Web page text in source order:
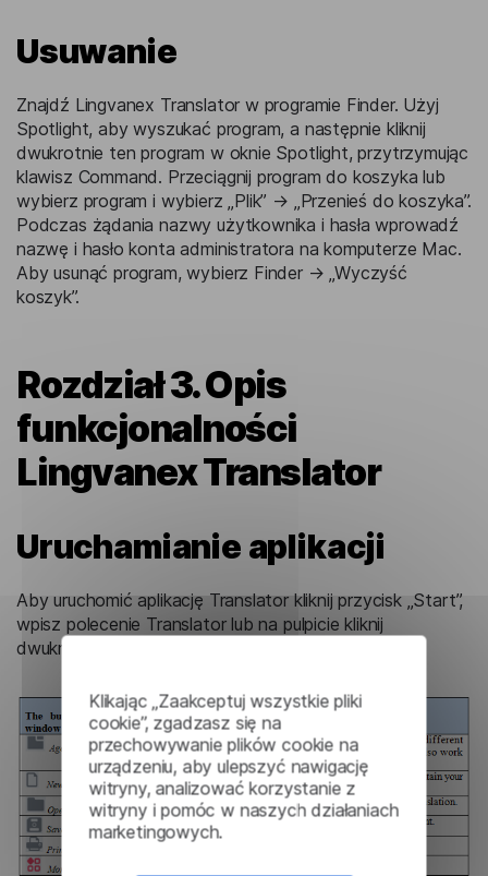
Klikając „Zaakceptuj wszystkie pliki
cookie”, zgadzasz się na
przechowywanie plików cookie na
urządzeniu, aby ulepszyć nawigację
witryny, analizować korzystanie z
witryny i pomóc w naszych działaniach
marketingowych.
Usuwanie
Znajdź Lingvanex Translator w programie Finder. Użyj
Spotlight, aby wyszukać program, a następnie kliknij
dwukrotnie ten program w oknie Spotlight, przytrzymując
klawisz Command. Przeciągnij program do koszyka lub
wybierz program i wybierz „Plik” → „Przenieś do koszyka”.
Podczas żądania nazwy użytkownika i hasła wprowadź
nazwę i hasło konta administratora na komputerze Mac.
Aby usunąć program, wybierz Finder → „Wyczyść
koszyk”.
Rozdział 3. Opis
funkcjonalności
Lingvanex Translator
Uruchamianie aplikacji
Aby uruchomić aplikację Translator kliknij przycisk „Start”,
wpisz polecenie Translator lub na pulpicie kliknij
dwukrotnie etykietę translatora.